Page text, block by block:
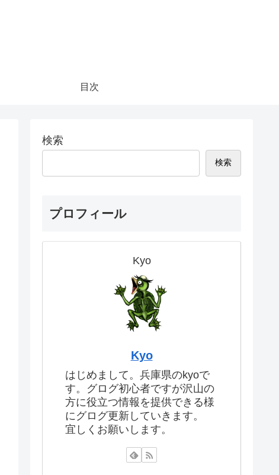
目次
検索
検索
プロフィール
Kyo
Kyo
はじめまして。兵庫県のkyoで
す。グログ初心者ですが沢山の
方に役立つ情報を提供できる様
にグログ更新していきます。
宜しくお願いします。